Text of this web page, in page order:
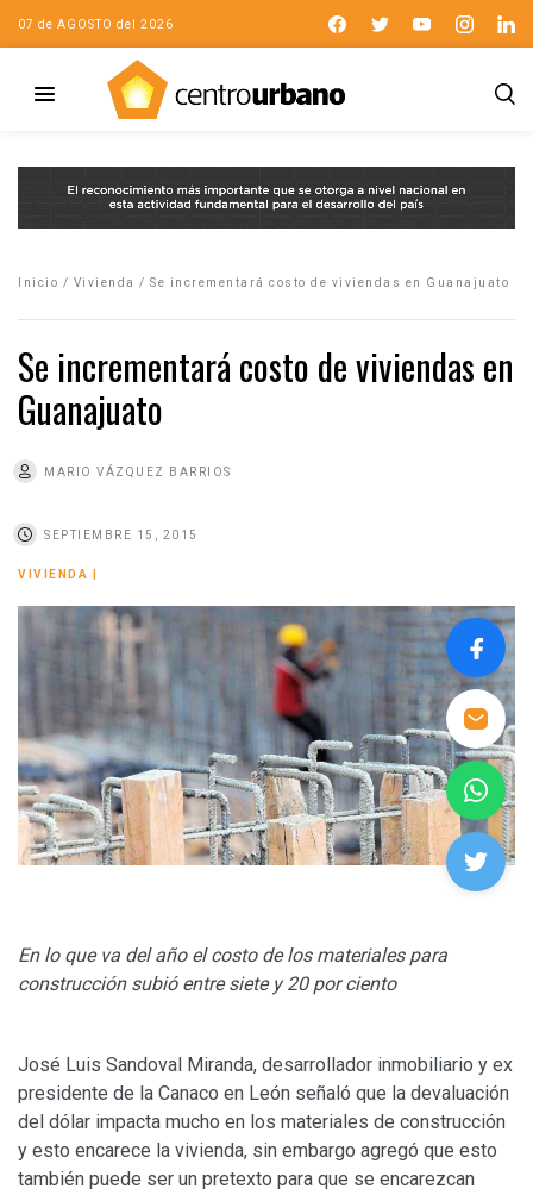
07 de AGOSTO del 2026
Inicio / Vivienda / Se incrementará costo de viviendas en Guanajuato
Se incrementará costo de viviendas en
Guanajuato
MARIO VÁZQUEZ BARRIOS
SEPTIEMBRE 15, 2015
VIVIENDA
En lo que va del año el costo de los materiales para
construcción subió entre siete y 20 por ciento
José Luis Sandoval Miranda, desarrollador inmobiliario y ex
presidente de la Canaco en León señaló que la devaluación
del dólar impacta mucho en los materiales de construcción
y esto encarece la vivienda, sin embargo agregó que esto
también puede ser un pretexto para que se encarezcan